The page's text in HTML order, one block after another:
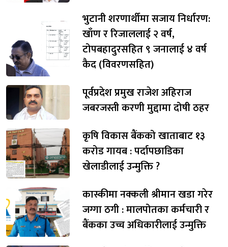
भुटानी शरणार्थीमा सजाय निर्धारण:
खाँण र रिजाललाई २ वर्ष,
टोपबहादुरसहित ९ जनालाई ४ वर्ष
कैद (विवरणसहित)
पूर्वप्रदेश प्रमुख राजेश अहिराज
जबरजस्ती करणी मुद्दामा दोषी ठहर
कृषि विकास बैंकको खाताबाट १३
करोड गायब : पर्दापछाडिका
खेलाडीलाई उन्मुक्ति ?
कास्कीमा नक्कली श्रीमान खडा गरेर
जग्गा ठगी : मालपोतका कर्मचारी र
बैंकका उच्च अधिकारीलाई उन्मुक्ति